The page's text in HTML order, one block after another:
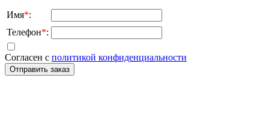
Имя*:
Телефон*:
Согласен с политикой конфиденциальности
Отправить заказ